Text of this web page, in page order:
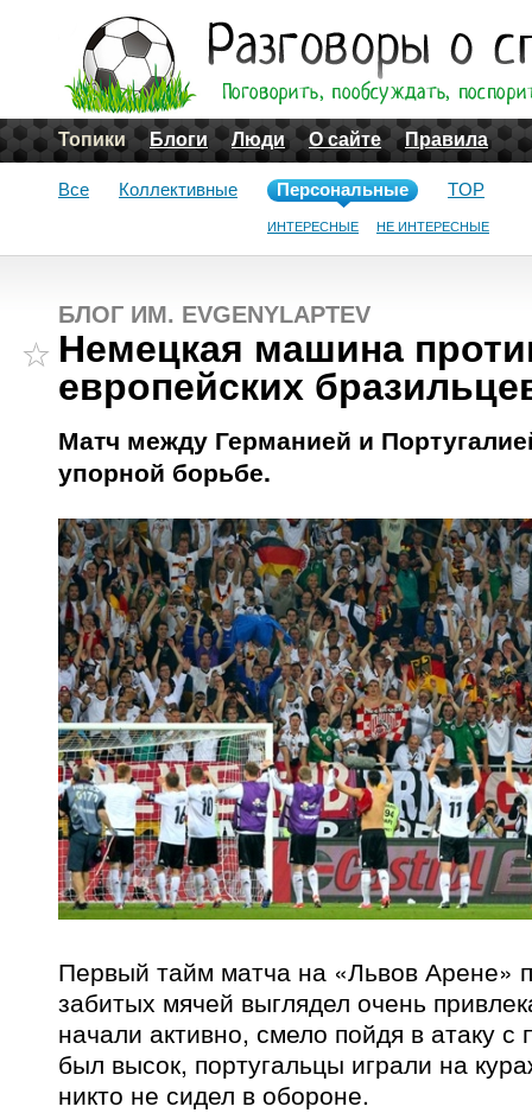
Топики Блоги Люди О сайте Правила
Все Коллективные Персональные
ИНТЕРЕСНЫЕ НЕ ИНТЕРЕСНЫЕ
TOP
БЛОГ ИМ. EVGENYLAPTEV
Немецкая машина
европейских
Матч между Германией и
упорной борьбе.
Первый тайм матча на «Львов Арене»
забитых мячей выглядел очень
начали активно, смело пойдя в атаку
был высок, португальцы играли на
никто не сидел в обороне.